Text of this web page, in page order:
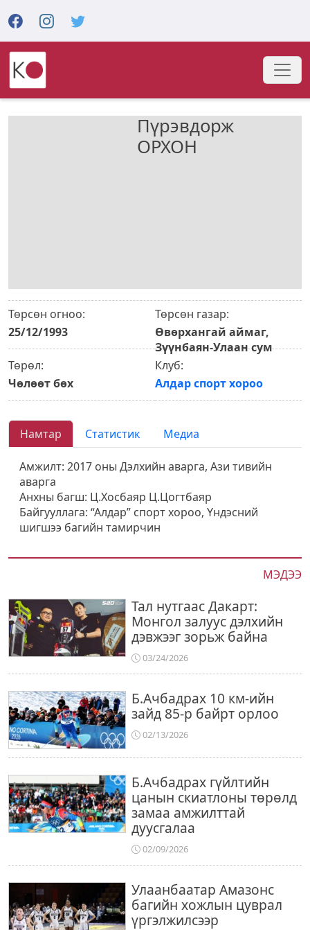
МЭДЭЭ
Тал нутгаас Дакарт:
Монгол залуус дэлхийн
дэвжээг зорьж байна
03/24/2026
Б.Ачбадрах 10 км-ийн
зайд 85-р байрт орлоо
02/13/2026
Б.Ачбадрах гүйлтийн
цанын скиатлоны төрөлд
замаа амжилттай
дуусгалаа
02/09/2026
Улаанбаатар Амазонс
багийн хожлын цуврал
үргэлжилсээр
Пүрэвдорж
ОРХОН
Төрсөн огноо:
25/12/1993
Төрсөн газар:
Өвөрхангай аймаг,
Зүүнбаян-Улаан сум
Төрөл:
Чөлөөт бөх
Клуб:
Алдар спорт хороо
Намтар Статистик Медиа
Амжилт: 2017 оны Дэлхийн аварга, Ази тивийн
аварга
Анхны багш: Ц.Хосбаяр Ц.Цогтбаяр
Байгууллага: “Алдар” спорт хороо, Үндэсний
шигшээ багийн тамирчин